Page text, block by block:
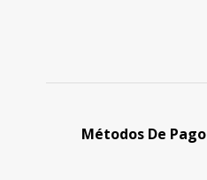
Métodos De Pago